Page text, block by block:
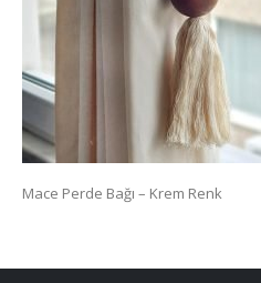
Mace Perde Bağı – Krem Renk